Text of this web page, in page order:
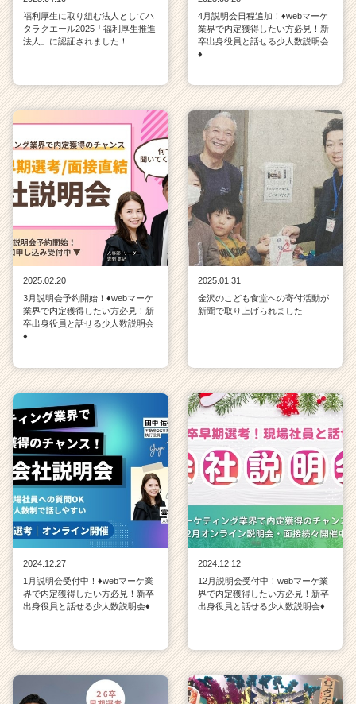
福利厚生に取り組む法人としてハ
タラクエール2025「福利厚生推進
法人」に認証されました！
4月説明会日程追加！♦webマーケ
業界で内定獲得したい方必見！新
卒出身役員と話せる少人数説明会
♦
2025.02.20
3月説明会予約開始！♦webマーケ
業界で内定獲得したい方必見！新
卒出身役員と話せる少人数説明会
♦
2025.01.31
金沢のこども食堂への寄付活動が
新聞で取り上げられました
2024.12.27
1月説明会受付中！♦webマーケ業
界で内定獲得したい方必見！新卒
出身役員と話せる少人数説明会♦
2024.12.12
12月説明会受付中！webマーケ業
界で内定獲得したい方必見！新卒
出身役員と話せる少人数説明会♦